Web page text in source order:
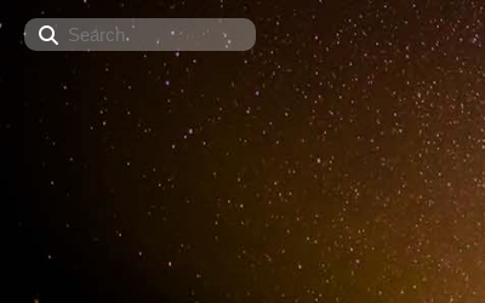
Search